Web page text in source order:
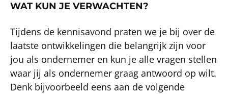
WAT KUN JE VERWACHTEN?
Tijdens de kennisavond praten we je bij over de
laatste ontwikkelingen die belangrijk zijn voor
jou als ondernemer en kun je alle vragen stellen
waar jij als ondernemer graag antwoord op wilt.
Denk bijvoorbeeld eens aan de volgende